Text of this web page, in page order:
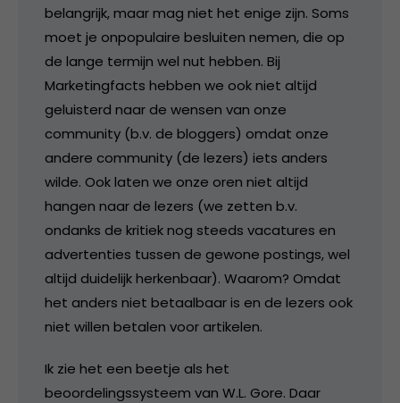
belangrijk, maar mag niet het enige zijn. Soms
moet je onpopulaire besluiten nemen, die op
de lange termijn wel nut hebben. Bij
Marketingfacts hebben we ook niet altijd
geluisterd naar de wensen van onze
community (b.v. de bloggers) omdat onze
andere community (de lezers) iets anders
wilde. Ook laten we onze oren niet altijd
hangen naar de lezers (we zetten b.v.
ondanks de kritiek nog steeds vacatures en
advertenties tussen de gewone postings, wel
altijd duidelijk herkenbaar). Waarom? Omdat
het anders niet betaalbaar is en de lezers ook
niet willen betalen voor artikelen.
Ik zie het een beetje als het
beoordelingssysteem van W.L. Gore. Daar